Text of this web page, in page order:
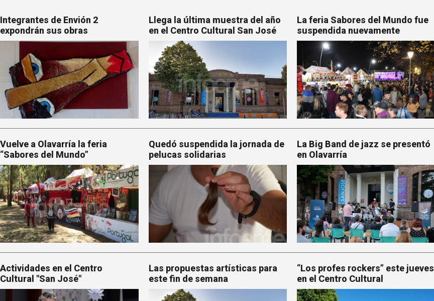
Integrantes de Envión 2
expondrán sus obras
Llega la última muestra del año
en el Centro Cultural San José
La feria Sabores del Mundo fue
suspendida nuevamente
Vuelve a Olavarría la feria
“Sabores del Mundo”
Quedó suspendida la jornada de
pelucas solidarias
La Big Band de jazz se presentó
en Olavarría
Actividades en el Centro
Cultural "San José"
Las propuestas artísticas para
este fin de semana
“Los profes rockers” este jueves
en el Centro Cultural